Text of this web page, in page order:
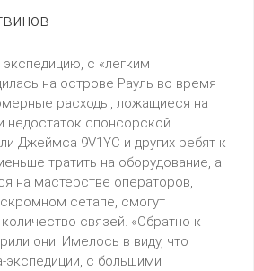
с «легким
на острове Рауль во время
расходы, ложащиеся на
недостаток спонсорской
Джеймса 9V1YC и других ребят к
тратить на оборудование, а
на мастерстве операторов,
сетапе, смогут
связей. «Обратно к
они. Имелось в виду, что
с большими